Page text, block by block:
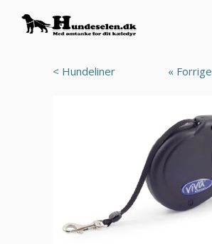
« Forrige
< Hundeliner